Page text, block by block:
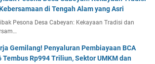
di Tengah Alam yang Asri
Pesona Desa Cabeyan: Kekayaan Tradisi dan
Gemilang! Penyaluran Pembiayaan BCA
Tembus Rp994 Triliun, Sektor UMKM dan